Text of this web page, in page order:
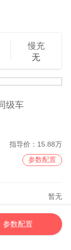
慢充
无
级车
指导价： 15.88万
参数配置
暂无
参数配置
参数配置